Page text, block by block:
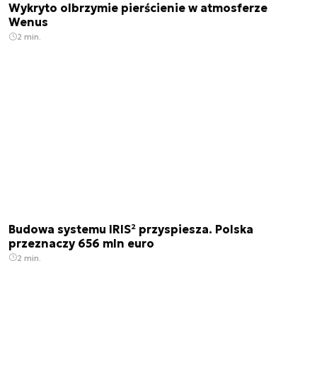
Wykryto olbrzymie pierścienie w atmosferze
Wenus
2 min.
Budowa systemu IRIS² przyspiesza. Polska
przeznaczy 656 mln euro
2 min.